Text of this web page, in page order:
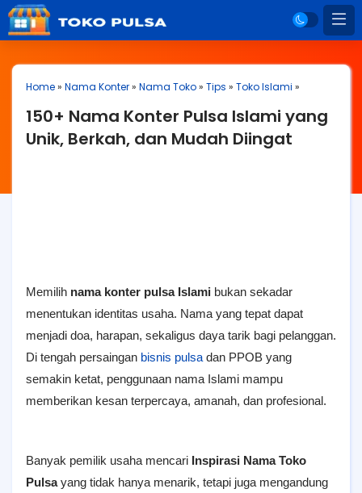
Home» Nama Konter» Nama Toko» Tips » Toko Islami »
150+ Nama Konter Pulsa Islami yang
Unik, Berkah, dan Mudah Diingat
Memilih nama konter pulsa Islami bukan sekadar
menentukan identitas usaha. Nama yang tepat dapat
menjadi doa, harapan, sekaligus daya tarik bagi pelanggan.
Di tengah persaingan bisnis pulsa dan PPOB yang
semakin ketat, penggunaan nama Islami mampu
memberikan kesan terpercaya, amanah, dan profesional.
Banyak pemilik usaha mencari Inspirasi Nama Toko
Pulsayang tidak hanya menarik, tetapi juga mengandung